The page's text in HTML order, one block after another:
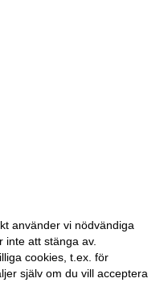
använder vi nödvändiga
inte att stänga av.
cookies, t.ex. för
själv om du vill acceptera